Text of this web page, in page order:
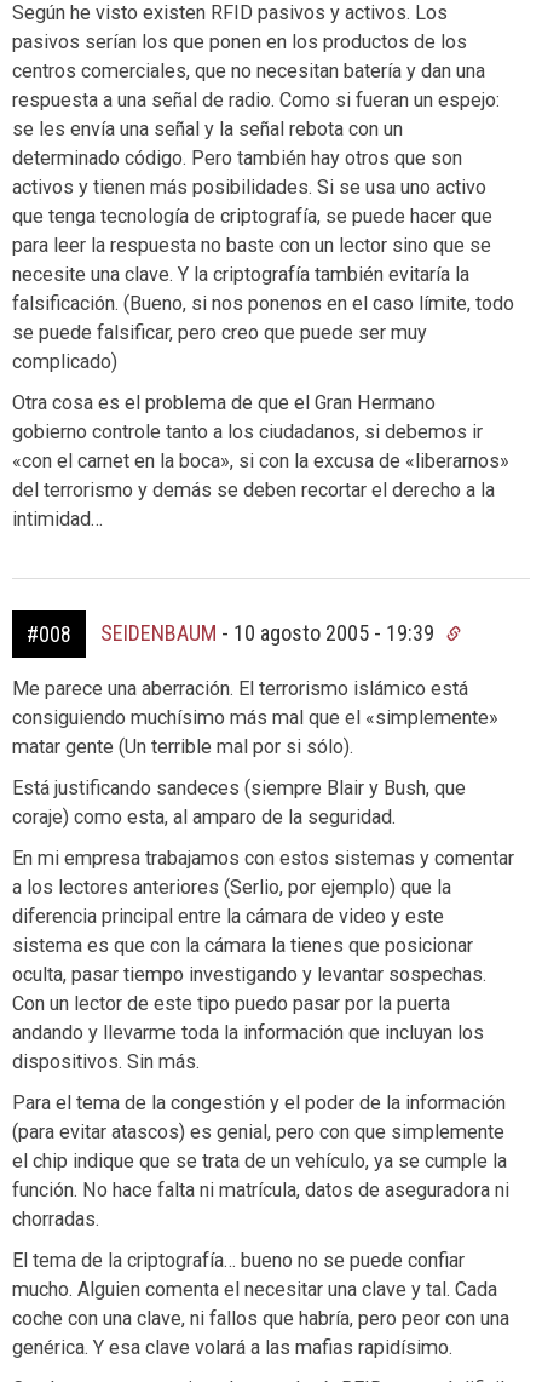
Según he visto existen RFID pasivos y activos. Los
pasivos serían los que ponen en los productos de los
centros comerciales, que no necesitan batería y dan una
respuesta a una señal de radio. Como si fueran un espejo:
se les envía una señal y la señal rebota con un
determinado código. Pero también hay otros que son
activos y tienen más posibilidades. Si se usa uno activo
que tenga tecnología de criptografía, se puede hacer que
para leer la respuesta no baste con un lector sino que se
necesite una clave. Y la criptografía también evitaría la
falsificación. (Bueno, si nos ponenos en el caso límite, todo
se puede falsificar, pero creo que puede ser muy
complicado)
Otra cosa es el problema de que el Gran Hermano
gobierno controle tanto a los ciudadanos, si debemos ir
«con el carnet en la boca», si con la excusa de «liberarnos»
del terrorismo y demás se deben recortar el derecho a la
intimidad…
#008 SEIDENBAUM - 10 agosto 2005 - 19:39
Me parece una aberración. El terrorismo islámico está
consiguiendo muchísimo más mal que el «simplemente»
matar gente (Un terrible mal por si sólo).
Está justificando sandeces (siempre Blair y Bush, que
coraje) como esta, al amparo de la seguridad.
En mi empresa trabajamos con estos sistemas y comentar
a los lectores anteriores (Serlio, por ejemplo) que la
diferencia principal entre la cámara de video y este
sistema es que con la cámara la tienes que posicionar
oculta, pasar tiempo investigando y levantar sospechas.
Con un lector de este tipo puedo pasar por la puerta
andando y llevarme toda la información que incluyan los
dispositivos. Sin más.
Para el tema de la congestión y el poder de la información
(para evitar atascos) es genial, pero con que simplemente
el chip indique que se trata de un vehículo, ya se cumple la
función. No hace falta ni matrícula, datos de aseguradora ni
chorradas.
El tema de la criptografía… bueno no se puede confiar
mucho. Alguien comenta el necesitar una clave y tal. Cada
coche con una clave, ni fallos que habría, pero peor con una
genérica. Y esa clave volará a las mafias rapidísimo.